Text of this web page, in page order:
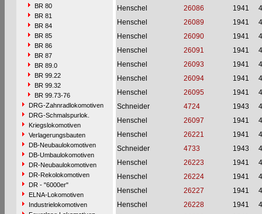
BR 80
BR 81
BR 84
BR 85
BR 86
BR 87
BR 89.0
BR 99.22
BR 99.32
BR 99.73-76
DRG-Zahnradlokomotiven
DRG-Schmalspurlok.
Kriegslokomotiven
Verlagerungsbauten
DB-Neubaulokomotiven
DB-Umbaulokomotiven
DR-Neubaulokomotiven
DR-Rekolokomotiven
DR - "6000er"
ELNA-Lokomotiven
Industrielokomotiven
Henschel
26086 1941
Henschel
26089 1941
Henschel
26090 1941
Henschel
26091 1941
Henschel
26093 1941
Henschel
26094 1941
Henschel
26095 1941
Schneider
4724 1943
Henschel
26097 1941
Henschel
26221 1941
Schneider
4733 1943
Henschel
26223 1941
Henschel
26224 1941
Henschel
26227 1941
Henschel
26228 1941